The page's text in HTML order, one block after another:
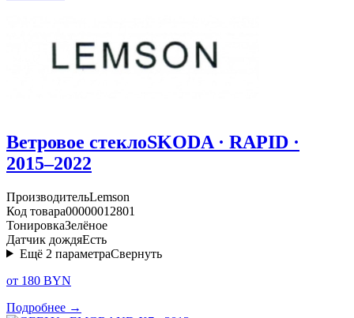
Ветровое стеклоSKODA · RAPID ·
2015–2022
ПроизводительLemson
Код товара00000012801
ТонировкаЗелёное
Датчик дождяЕсть
Ещё 2 параметраСвернуть
от 180 BYN
Подробнее →